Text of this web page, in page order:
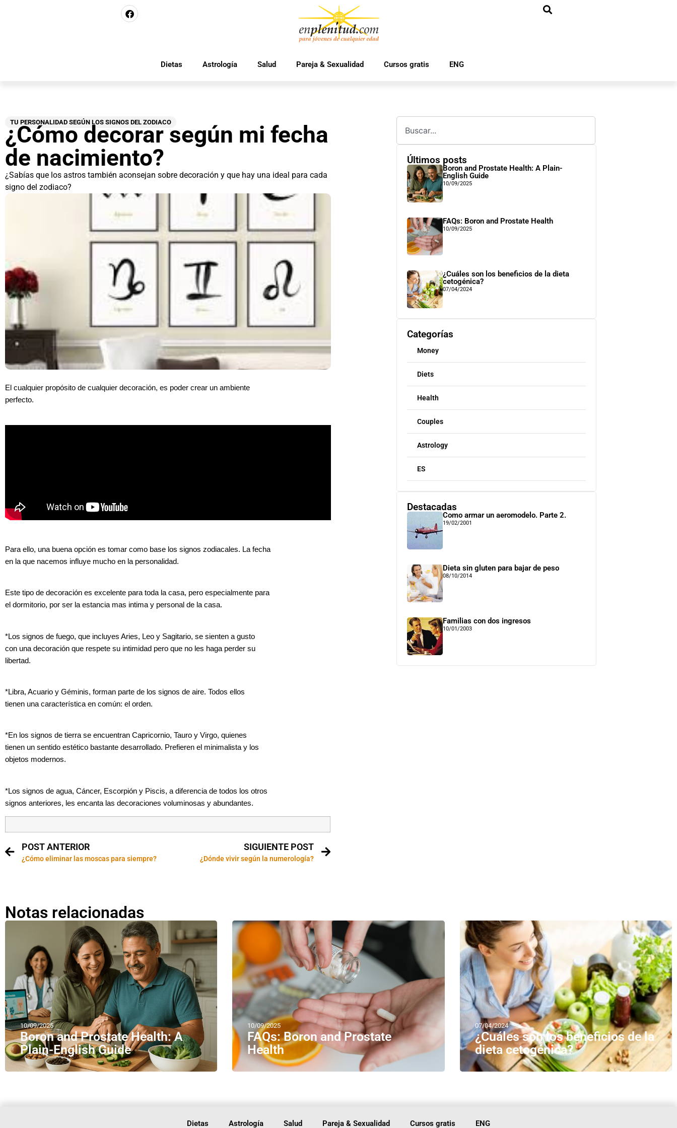
Dietas Astrología Salud Pareja & Sexualidad Cursos gratis ENG
TU PERSONALIDAD SEGÚN LOS SIGNOS DEL ZODIACO
¿Cómo decorar según mi fecha
de nacimiento?
¿Sabías que los astros también aconsejan sobre decoración y que hay una ideal para cada
signo del zodiaco?
El cualquier propósito de cualquier decoración, es poder crear un ambiente
perfecto.
Para ello, una buena opción es tomar como base los signos zodiacales. La fecha
en la que nacemos influye mucho en la personalidad.
Este tipo de decoración es excelente para toda la casa, pero especialmente para
el dormitorio, por ser la estancia mas intima y personal de la casa.
*Los signos de fuego, que incluyes Aries, Leo y Sagitario, se sienten a gusto
con una decoración que respete su intimidad pero que no les haga perder su
libertad.
*Libra, Acuario y Géminis, forman parte de los signos de aire. Todos ellos
tienen una característica en común: el orden.
*En los signos de tierra se encuentran Capricornio, Tauro y Virgo, quienes
tienen un sentido estético bastante desarrollado. Prefieren el minimalista y los
objetos modernos.
*Los signos de agua, Cáncer, Escorpión y Piscis, a diferencia de todos los otros
signos anteriores, les encanta las decoraciones voluminosas y abundantes.
POST ANTERIOR
¿Cómo eliminar las moscas para siempre?
SIGUIENTE POST
¿Dónde vivir según la numerología?
Últimos posts
Boron and Prostate Health: A Plain-
English Guide
10/09/2025
FAQs: Boron and Prostate Health
10/09/2025
¿Cuáles son los beneficios de la dieta
cetogénica?
07/04/2024
Categorías
Money
Diets
Health
Couples
Astrology
ES
Destacadas
Como armar un aeromodelo. Parte 2.
19/02/2001
Dieta sin gluten para bajar de peso
08/10/2014
Familias con dos ingresos
10/01/2003
Notas relacionadas
10/09/2025
Boron and Prostate Health: A
Plain-English Guide
10/09/2025
FAQs: Boron and Prostate
Health
07/04/2024
¿Cuáles son los beneficios de la
dieta cetogénica?
Dietas Astrología Salud Pareja & Sexualidad Cursos gratis ENG